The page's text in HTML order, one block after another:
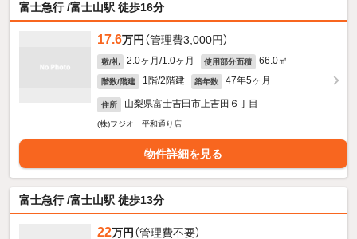
富士急行 /富士山駅 徒歩16分
17.6万円 （管理費3,000円）
敷/礼 2.0ヶ月/1.0ヶ月 使用部分面積 66.0㎡
階数/階建 1階/2階建 築年数 47年5ヶ月
住所 山梨県富士吉田市上吉田６丁目
(株)フジオ 平和通り店
物件詳細を見る
富士急行 /富士山駅 徒歩13分
22万円 （管理費不要）